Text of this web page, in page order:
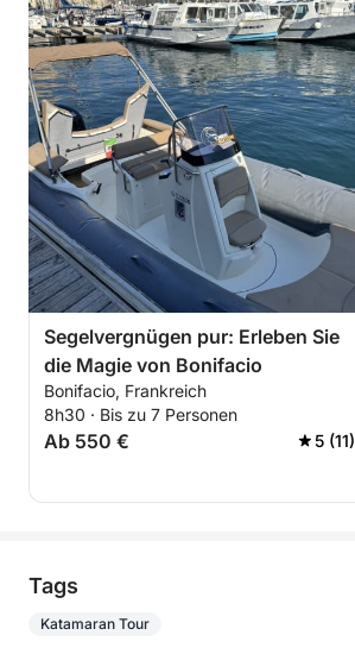
Segelvergnügen pur: Erleben Sie
die Magie von Bonifacio
Bonifacio, Frankreich
8h30 · Bis zu 7 Personen
Ab 550 € 5 (11)
Tags
Katamaran Tour